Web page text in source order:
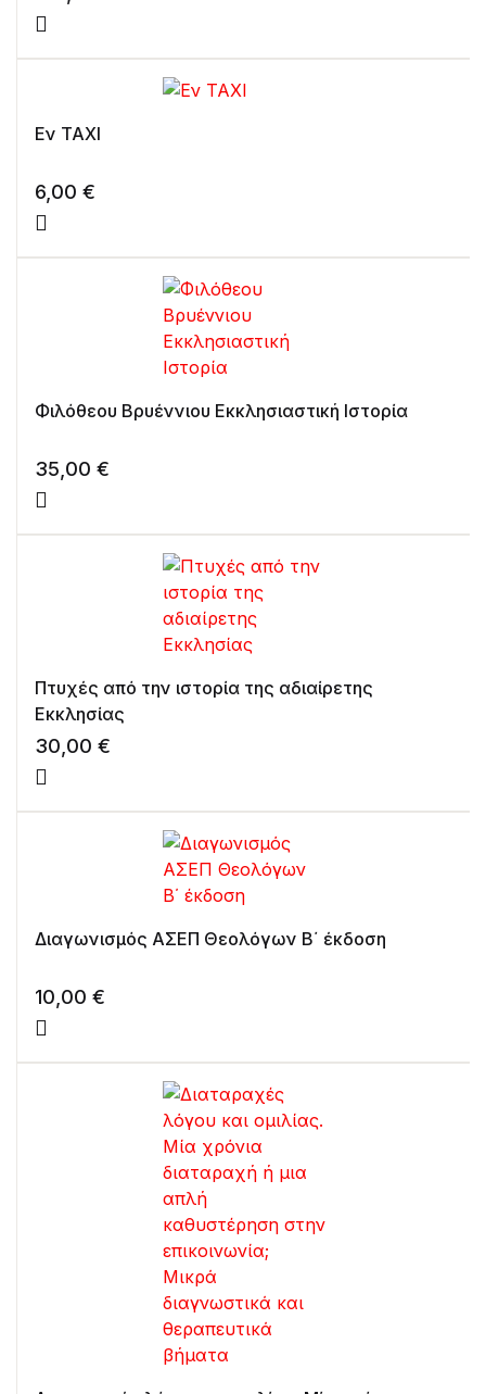
Εν ΤΑΧΙ
6,00 €
Φιλόθεου Βρυέννιου Εκκλησιαστική Ιστορία
35,00 €
Πτυχές από την ιστορία της αδιαίρετης
Εκκλησίας
30,00 €
Διαγωνισμός ΑΣΕΠ Θεολόγων Β΄ έκδοση
10,00 €